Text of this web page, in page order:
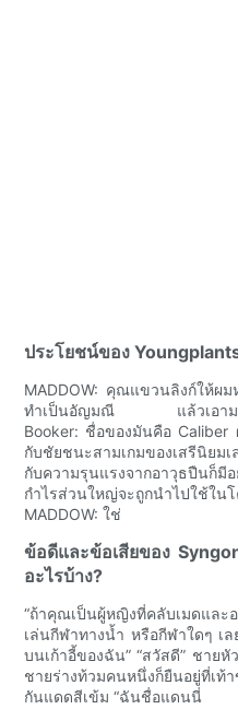
ประโยชน์ของ
MADDOW: คุณแขวนลิงก์ให้ผ
ทำเป็นอัญมณี แล้วเอามาท
Booker: ชื่อของมันคือ Caliber
กับชัยชนะสามเกมของเสรีนิย
กับความรุนแรงจากอาวุธปืนก็มี
กำไรส่วนใหญ่จะถูกนำไปใช้ใน
MADDOW: ใช่
ข้อดีและข้อเสียของ
อะไรบ้าง?
“ถ้าคุณเป็นผู้หญิงที่คลับเมดแล
เล่นกีฬาทางน้ำ หรือกีฬาใดๆ เล
บนเก้าอี้ของฉัน” “สวัสดี” ชาย
ชายร่างท้วมคนหนึ่งก็ยืนอยู่ที่เ
กันแดดสีเข้ม “ฉันชื่อแดนนี่